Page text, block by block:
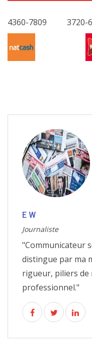
4360-7809 3720-
E W
Journaliste
"Communicateur
distingue par ma
rigueur, piliers
professionnel."